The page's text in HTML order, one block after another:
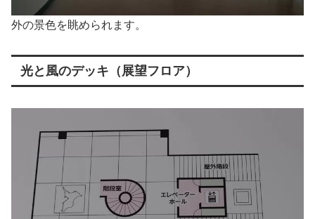
外の景色を眺められます。
光と風のデッキ（展望フロア）